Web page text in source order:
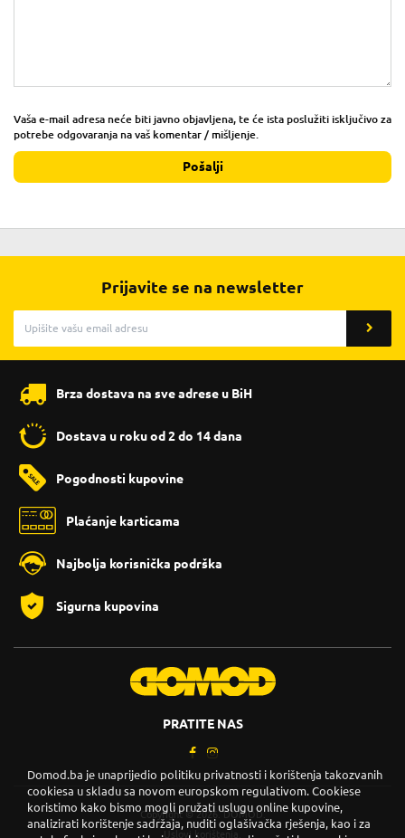
Vaša e-mail adresa neće biti javno objavljena, te će ista poslužiti isključivo za
potrebe odgovaranja na vaš komentar / mišljenje.
Pošalji
Prijavite se na newsletter
Brza dostava na sve adrese u BiH
Dostava u roku od 2 do 14 dana
Pogodnosti kupovine
Plaćanje karticama
Najbolja korisnička podrška
Sigurna kupovina
PRATITE NAS
Copyright © 2026. DOMOD.
Uslovi korištenja
Domod.ba je unaprijedio politiku privatnosti i korištenja takozvanih
cookiesa u skladu sa novom europskom regulativom. Cookiese
koristimo kako bismo mogli pružati uslugu online kupovine,
analizirati korištenje sadržaja, nuditi oglašivačka rješenja, kao i za